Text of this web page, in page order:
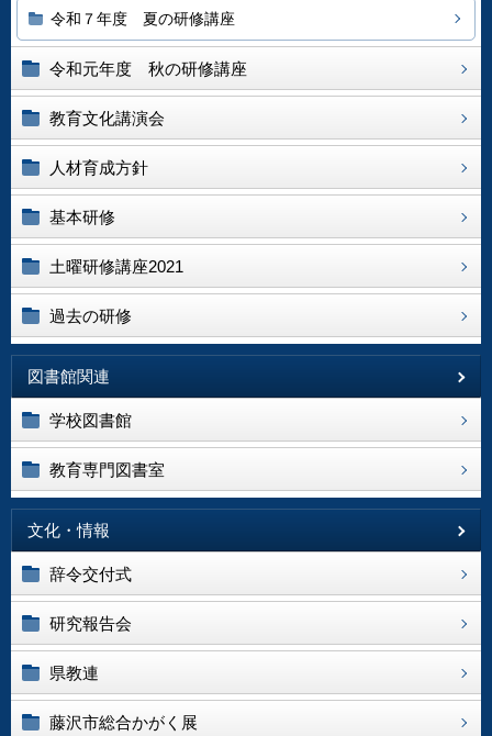
令和７年度 夏の研修講座
令和元年度 秋の研修講座
教育文化講演会
人材育成方針
基本研修
土曜研修講座2021
過去の研修
図書館関連
学校図書館
教育専門図書室
文化・情報
辞令交付式
研究報告会
県教連
藤沢市総合かがく展